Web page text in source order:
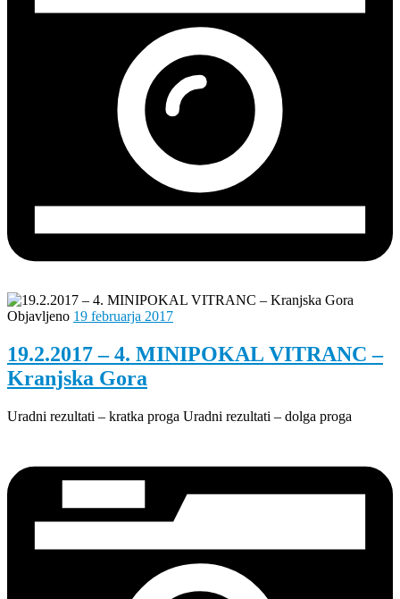
Objavljeno 19 februarja 2017
19.2.2017 – 4. MINIPOKAL VITRANC –
Kranjska Gora
Uradni rezultati – kratka proga Uradni rezultati – dolga proga